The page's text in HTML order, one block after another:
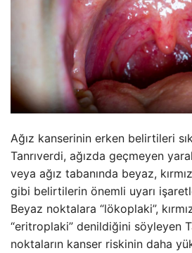
Ağız kanserinin erken belirtileri
Tanrıverdi, ağızda geçmeyen
veya ağız tabanında beyaz,
gibi belirtilerin önemli uyarı
Beyaz noktalara “lökoplaki”,
“eritroplaki” denildiğini söyleyen
noktaların kanser riskinin daha